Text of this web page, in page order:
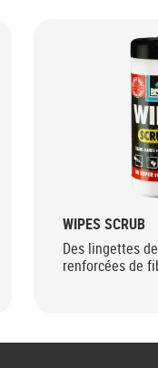
WIPES SCRUB
Des lingettes
renforcées de